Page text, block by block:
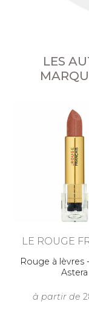
LES
LE ROUGE
Rouge à lèvres
Astera
à partir de